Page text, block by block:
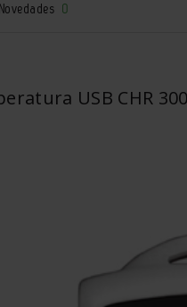
Novedades 0
USB CHR